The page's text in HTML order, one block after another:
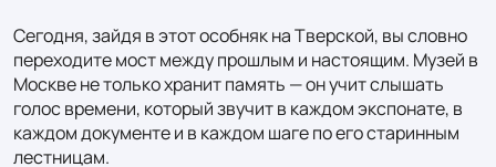
Сегодня, зайдя в этот особняк на Тверской, вы словно
переходите мост между прошлым и настоящим. Музей в
Москве не только хранит память — он учит слышать
голос времени, который звучит в каждом экспонате, в
каждом документе и в каждом шаге по его старинным
лестницам.